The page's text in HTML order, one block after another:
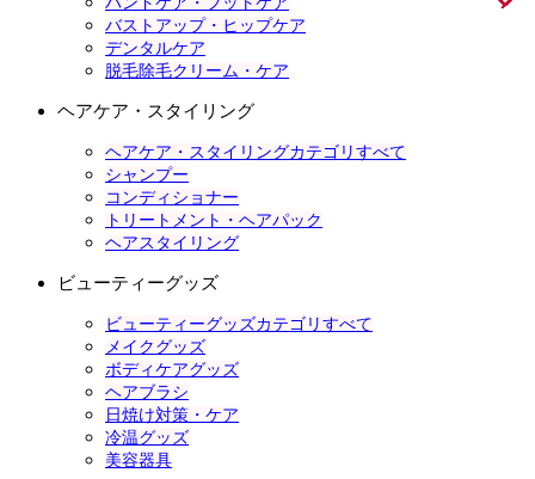
バストアップ・ヒップケア
デンタルケア
脱毛除毛クリーム・ケア
ヘアケア・スタイリング
ヘアケア・スタイリングカテゴリすべて
シャンプー
コンディショナー
トリートメント・ヘアパック
ヘアスタイリング
ビューティーグッズ
ビューティーグッズカテゴリすべて
メイクグッズ
ボディケアグッズ
ヘアブラシ
日焼け対策・ケア
冷温グッズ
美容器具